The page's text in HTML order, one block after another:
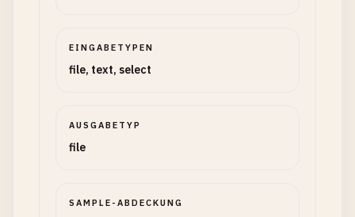
EINGABETYPEN
file, text, select
AUSGABETYP
file
SAMPLE-ABDECKUNG